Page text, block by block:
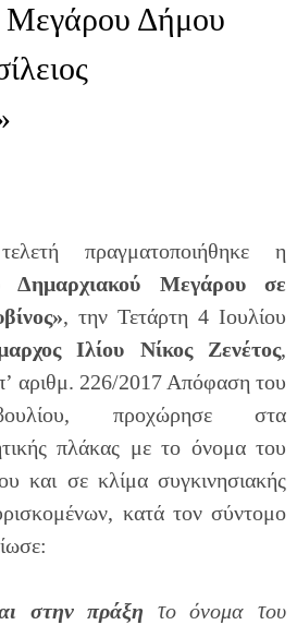
Μεγάρου Δήμου
πραγματοποιήθηκε η
Δημαρχιακού Μεγάρου σε
, την Τετάρτη 4 Ιουλίου
Ιλίου Νίκος Ζενέτος,
αριθμ. 226/2017 Απόφαση του
προχώρησε στα
πλάκας με το όνομα του
και σε κλίμα συγκινησιακής
κατά τον σύντομο
στην πράξη το όνομα του